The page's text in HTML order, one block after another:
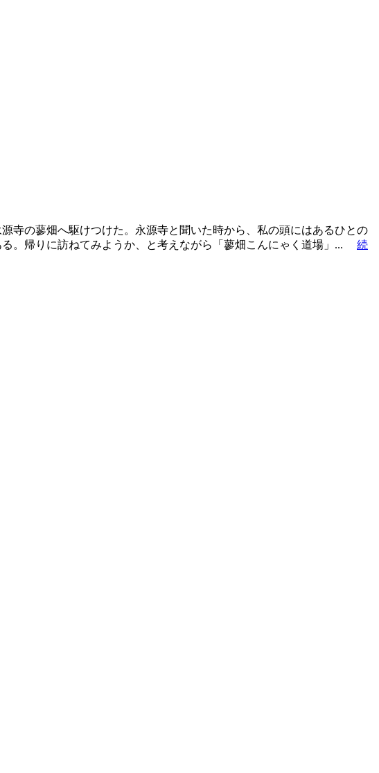
寺の蓼畑へ駆けつけた。永源寺と聞いた時から、私の頭にはあるひとの
。帰りに訪ねてみようか、と考えながら「蓼畑こんにゃく道場」... 続